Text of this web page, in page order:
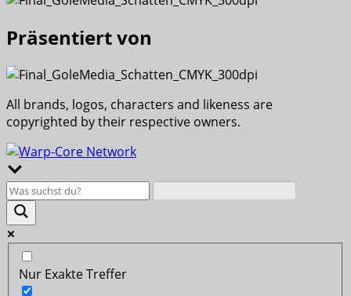
Präsentiert von
All brands, logos, characters and likeness are
copyrighted by their respective owners.
Nur Exakte Treffer